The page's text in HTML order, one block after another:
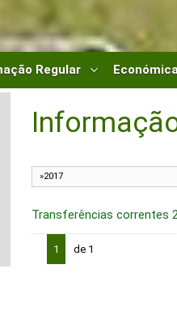
Regular
Transferências correntes
1 de 1